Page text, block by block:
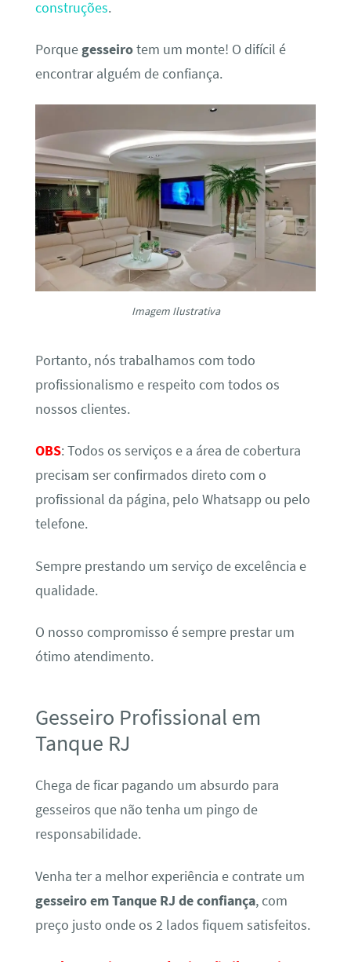
construções.
Porquegesseirotem um monte! O difícil é
encontrar alguém de confiança.
Imagem Ilustrativa
Portanto, nós trabalhamos com todo
profissionalismo e respeito com todos os
nossos clientes.
OBS: Todos os serviços e a área de cobertura
precisam ser confirmados direto com o
profissional da página, pelo Whatsapp ou pelo
telefone.
Sempre prestando um serviço de excelência e
qualidade.
O nosso compromisso é sempre prestar um
ótimo atendimento.
Gesseiro Profissional em
Tanque RJ
Chega de ficar pagando um absurdo para
gesseiros que não tenha um pingo de
responsabilidade.
Venha ter a melhor experiência e contrate um
gesseiro em Tanque RJ de confiança, com
preço justo onde os 2 lados fiquem satisfeitos.